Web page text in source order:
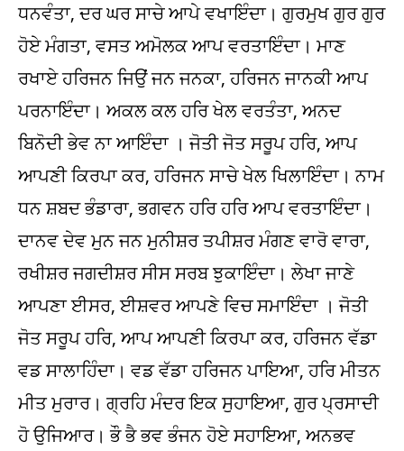
ਧਨਵੰਤਾ, ਦਰ ਘਰ ਸਾਚੇ ਆਪੇ ਵਖਾਇੰਦਾ। ਗੁਰਮੁਖ ਗੁਰ ਗੁਰ
ਹੋਏ ਮੰਗਤਾ, ਵਸਤ ਅਮੋਲਕ ਆਪ ਵਰਤਾਇੰਦਾ। ਮਾਣ
ਰਖਾਏ ਹਰਿਜਨ ਜਿਉਂ ਜਨ ਜਨਕਾ, ਹਰਿਜਨ ਜਾਨਕੀ ਆਪ
ਪਰਨਾਇੰਦਾ। ਅਕਲ ਕਲ ਹਰਿ ਖੇਲ ਵਰਤੰਤਾ, ਅਨਦ
ਬਿਨੋਦੀ ਭੇਵ ਨਾ ਆਇੰਦਾ । ਜੋਤੀ ਜੋਤ ਸਰੂਪ ਹਰਿ, ਆਪ
ਆਪਣੀ ਕਿਰਪਾ ਕਰ, ਹਰਿਜਨ ਸਾਚੇ ਖੇਲ ਖਿਲਾਇੰਦਾ। ਨਾਮ
ਧਨ ਸ਼ਬਦ ਭੰਡਾਰਾ, ਭਗਵਨ ਹਰਿ ਹਰਿ ਆਪ ਵਰਤਾਇੰਦਾ।
ਦਾਨਵ ਦੇਵ ਮੁਨ ਜਨ ਮੁਨੀਸ਼ਰ ਤਪੀਸ਼ਰ ਮੰਗਣ ਵਾਰੋ ਵਾਰਾ,
ਰਖੀਸ਼ਰ ਜਗਦੀਸ਼ਰ ਸੀਸ ਸਰਬ ਝੁਕਾਇੰਦਾ। ਲੇਖਾ ਜਾਣੇ
ਆਪਣਾ ਈਸਰ, ਈਸ਼ਵਰ ਆਪਣੇ ਵਿਚ ਸਮਾਇੰਦਾ । ਜੋਤੀ
ਜੋਤ ਸਰੂਪ ਹਰਿ, ਆਪ ਆਪਣੀ ਕਿਰਪਾ ਕਰ, ਹਰਿਜਨ ਵੱਡਾ
ਵਡ ਸਾਲਾਹਿੰਦਾ। ਵਡ ਵੱਡਾ ਹਰਿਜਨ ਪਾਇਆ, ਹਰਿ ਮੀਤਨ
ਮੀਤ ਮੁਰਾਰ। ਗ੍ਰਹਿ ਮੰਦਰ ਇਕ ਸੁਹਾਇਆ, ਗੁਰ ਪ੍ਰਸਾਦੀ
ਹੋ ਉਜਿਆਰ। ਭੌ ਭੈ ਭਵ ਭੰਜਨ ਹੋਏ ਸਹਾਇਆ, ਅਨਭਵ